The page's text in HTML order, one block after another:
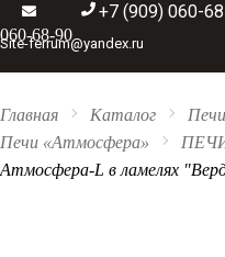
+7 (909) 060-
Site-ferrum@yandex.ru
060-68-90
Главная Каталог
Печи «Атмосфера»
Атмосфера-L в ламелях